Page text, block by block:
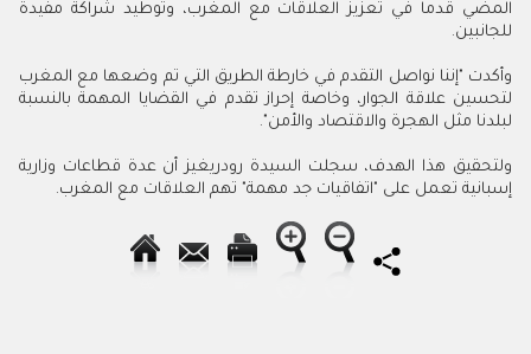
المضي قدما في تعزيز العلاقات مع المغرب، وتوطيد شراكة مفيدة
للجانبين.
وأكدت "إننا نواصل التقدم في خارطة الطريق التي تم وضعها مع المغرب
لتحسين علاقة الجوار، وخاصة إحراز تقدم في القضايا المهمة بالنسبة
لبلدنا مثل الهجرة والاقتصاد والأمن".
ولتحقيق هذا الهدف، سجلت السيدة رودريغيز أن عدة قطاعات وزارية
إسبانية تعمل على "اتفاقيات جد مهمة" تهم العلاقات مع المغرب.